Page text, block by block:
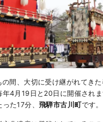
間、大切に受け継がれてき
年4月19日と20日に開催され
った17分、飛騨市古川町です。